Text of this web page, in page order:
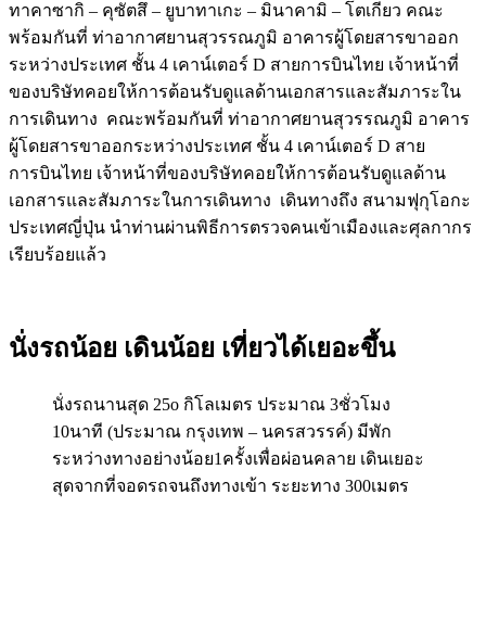
ทาคาซากิ – คุซัตสึ – ยูบาทาเกะ – มินาคามิ – โตเกียว คณะ
พร้อมกันที่ ท่าอากาศยานสุวรรณภูมิ อาคารผู้โดยสารขาออก
ระหว่างประเทศ ชั้น 4 เคาน์เตอร์ D สายการบินไทย เจ้าหน้าที่
ของบริษัทคอยให้การต้อนรับดูแลด้านเอกสารและสัมภาระใน
การเดินทาง คณะพร้อมกันที่ ท่าอากาศยานสุวรรณภูมิ อาคาร
ผู้โดยสารขาออกระหว่างประเทศ ชั้น 4 เคาน์เตอร์ D สาย
การบินไทย เจ้าหน้าที่ของบริษัทคอยให้การต้อนรับดูแลด้าน
เอกสารและสัมภาระในการเดินทาง เดินทางถึง สนามฟุกุโอกะ
ประเทศญี่ปุ่น นำท่านผ่านพิธีการตรวจคนเข้าเมืองและศุลกากร
เรียบร้อยแล้ว
นั่งรถน้อย เดินน้อย เที่ยวได้เยอะขึ้น
นั่งรถนานสุด 25o กิโลเมตร ประมาณ 3ชั่วโมง
10นาที (ประมาณ กรุงเทพ – นครสวรรค์) มีพัก
ระหว่างทางอย่างน้อย1ครั้งเพื่อผ่อนคลาย เดินเยอะ
สุดจากที่จอดรถจนถึงทางเข้า ระยะทาง 300เมตร